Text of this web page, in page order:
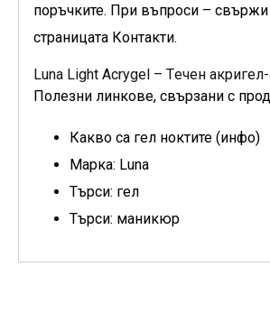
поръчките. При въпроси – свържи
страницата Контакти.
Luna Light Acrygel – Tечен
Полезни линкове, свързани с
Какво са гел ноктите (инфо)
Марка: Luna
Търси: гел
Търси: маникюр